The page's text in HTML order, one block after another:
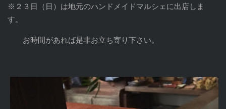
※２３日（日）は地元のハンドメイドマルシェに出店しま
す。
お時間があれば是非お立ち寄り下さい。